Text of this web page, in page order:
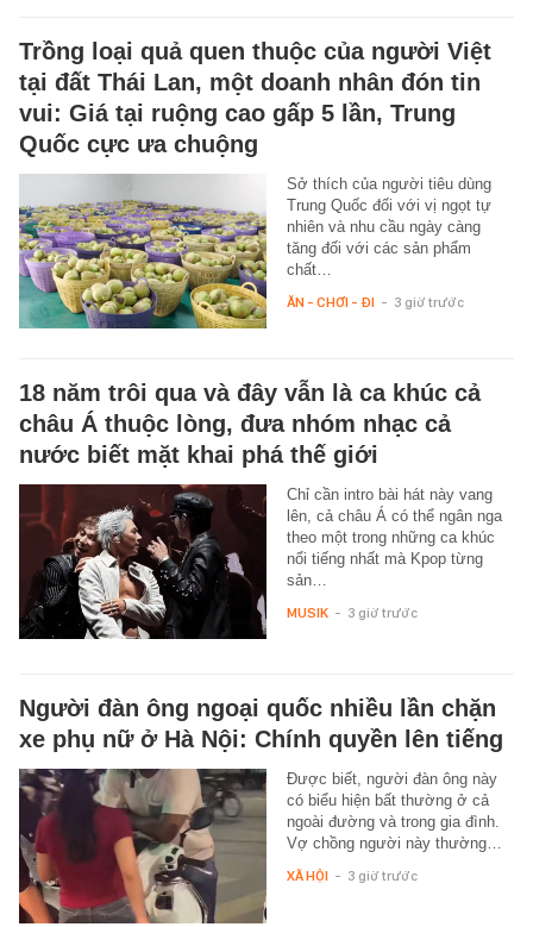
Trồng loại quả quen thuộc của người Việt
tại đất Thái Lan, một doanh nhân đón tin
vui: Giá tại ruộng cao gấp 5 lần, Trung
Quốc cực ưa chuộng
Sở thích của người tiêu dùng
Trung Quốc đối với vị ngọt tự
nhiên và nhu cầu ngày càng
tăng đối với các sản phẩm
chất…
ĂN - CHƠI - ĐI - 3 giờ trước
18 năm trôi qua và đây vẫn là ca khúc cả
châu Á thuộc lòng, đưa nhóm nhạc cả
nước biết mặt khai phá thế giới
Chỉ cần intro bài hát này vang
lên, cả châu Á có thể ngân nga
theo một trong những ca khúc
nổi tiếng nhất mà Kpop từng
sản…
MUSIK - 3 giờ trước
Người đàn ông ngoại quốc nhiều lần chặn
xe phụ nữ ở Hà Nội: Chính quyền lên tiếng
Được biết, người đàn ông này
có biểu hiện bất thường ở cả
ngoài đường và trong gia đình.
Vợ chồng người này thường…
XÃ HỘI - 3 giờ trước